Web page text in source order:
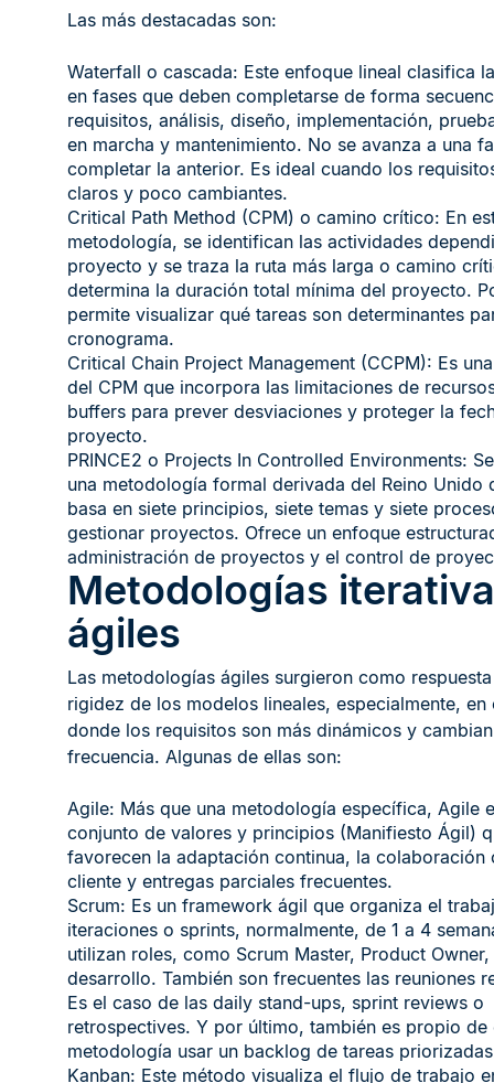
Las más destacadas son:
Waterfall o cascada: Este enfoque lineal clasifica
en fases que deben completarse de forma
requisitos, análisis, diseño, implementación,
en marcha y mantenimiento. No se avanza a una
completar la anterior. Es ideal cuando los
claros y poco cambiantes.
Critical Path Method (CPM) o camino crítico: En
metodología, se identifican las actividades
proyecto y se traza la ruta más larga o camino
determina la duración total mínima del proyecto.
permite visualizar qué tareas son determinantes
cronograma.
Critical Chain Project Management (CCPM): Es
del CPM que incorpora las limitaciones de
buffers para prever desviaciones y proteger la
proyecto.
PRINCE2 o Projects In Controlled Environments:
una metodología formal derivada del Reino Unido
basa en siete principios, siete temas y siete
gestionar proyectos. Ofrece un enfoque
administración de proyectos y el control de
Metodologías
ágiles
Las metodologías ágiles surgieron como
rigidez de los modelos lineales, especialmente, en
donde los requisitos son más dinámicos y
frecuencia. Algunas de ellas son:
Agile: Más que una metodología específica, Agile
conjunto de valores y principios (Manifiesto Ágil)
favorecen la adaptación continua, la colaboración
cliente y entregas parciales frecuentes.
Scrum: Es un framework ágil que organiza el
iteraciones o sprints, normalmente, de 1 a 4
utilizan roles, como Scrum Master, Product
desarrollo. También son frecuentes las reuniones
Es el caso de las daily stand-ups, sprint reviews o
retrospectives. Y por último, también es propio de
metodología usar un backlog de tareas
Kanban: Este método visualiza el flujo de trabajo